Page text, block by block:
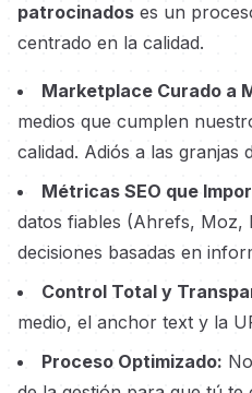
patrocinados es un
centrado en la calidad.
Marketplace Curado a
medios que cumplen
calidad. Adiós a las granjas
Métricas SEO que
datos fiables (Ahrefs, Moz,
decisiones basadas en
Control Total y
medio, el anchor text y la
Proceso Optimizado: